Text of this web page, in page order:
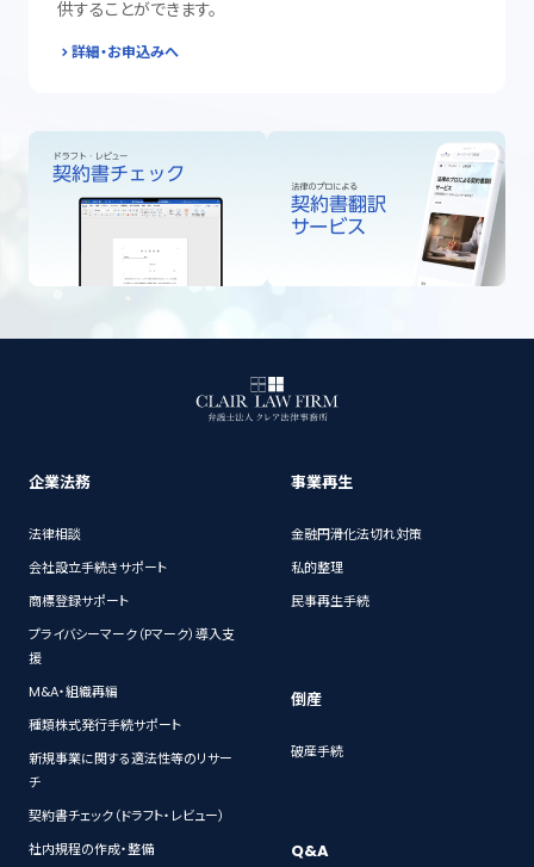
供することができます。
詳細・お申込みへ
企業法務
法律相談
会社設立手続きサポート
商標登録サポート
プライバシーマーク（Pマーク）導入支
援
M&A・組織再編
種類株式発行手続サポート
新規事業に関する適法性等のリサー
チ
契約書チェック（ドラフト・レビュー）
社内規程の作成・整備
事業再生
金融円滑化法切れ対策
私的整理
民事再生手続
倒産
破産手続
Q&A